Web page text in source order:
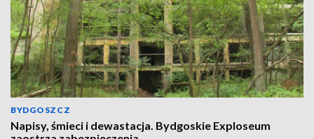
BYDGOSZCZ
Napisy, śmieci i dewastacja. Bydgoskie Exploseum